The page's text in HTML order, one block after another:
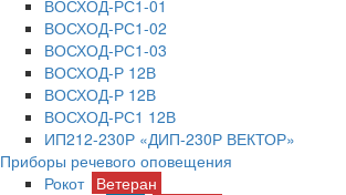
ВОСХОД-РС1-01
ВОСХОД-РС1-02
ВОСХОД-РС1-03
ВОСХОД-Р 12В
ВОСХОД-Р 12В
ВОСХОД-РС1 12В
ИП212-230Р «ДИП-230Р ВЕКТОР»
Приборы речевого оповещения
Рокот Ветеран